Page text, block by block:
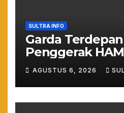
SULTRA INFO
Garda Terdepan
Penggerak
Resmi Bertugas
Asta Cita
AGUSTUS 6, 2026